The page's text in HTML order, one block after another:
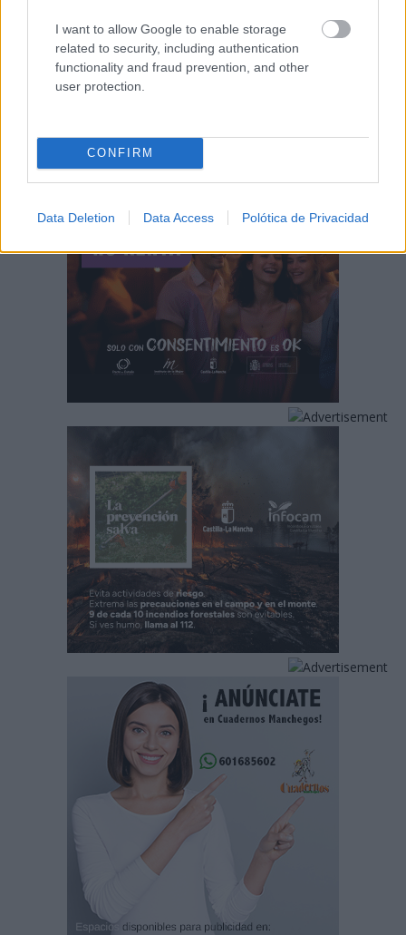
I want to allow Google to enable storage
related to security, including authentication
functionality and fraud prevention, and other
user protection.
CONFIRM
Data Deletion Data Access Polótica de Privacidad
El Festival Internacional de Cine de Almagro
celebra este sábado la...
07/08/2026